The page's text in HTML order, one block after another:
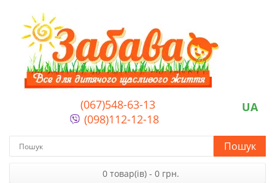
(067)548-63-13
(098)112-12-18
UA
Пошук
0 товар(ів) - 0 грн.